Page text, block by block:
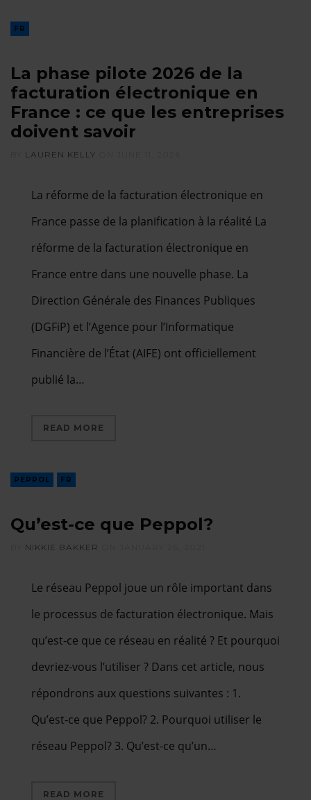
FR
La phase pilote 2026 de la
facturation électronique en
France : ce que les entreprises
doivent savoir
LAUREN KELLY
La réforme de la facturation électronique en
France passe de la planification à la réalité La
réforme de la facturation électronique en
France entre dans une nouvelle phase. La
Direction Générale des Finances Publiques
(DGFiP) et l’Agence pour l’Informatique
Financière de l’État (AIFE) ont officiellement
publié la…
READ MORE
PEPPOL FR
Qu’est-ce que Peppol?
NIKKIE BAKKER
Le réseau Peppol joue un rôle important dans
le processus de facturation électronique. Mais
qu’est-ce que ce réseau en réalité ? Et pourquoi
devriez-vous l’utiliser ? Dans cet article, nous
répondrons aux questions suivantes : 1.
Qu’est-ce que Peppol? 2. Pourquoi utiliser le
réseau Peppol? 3. Qu’est-ce qu’un…
READ MORE